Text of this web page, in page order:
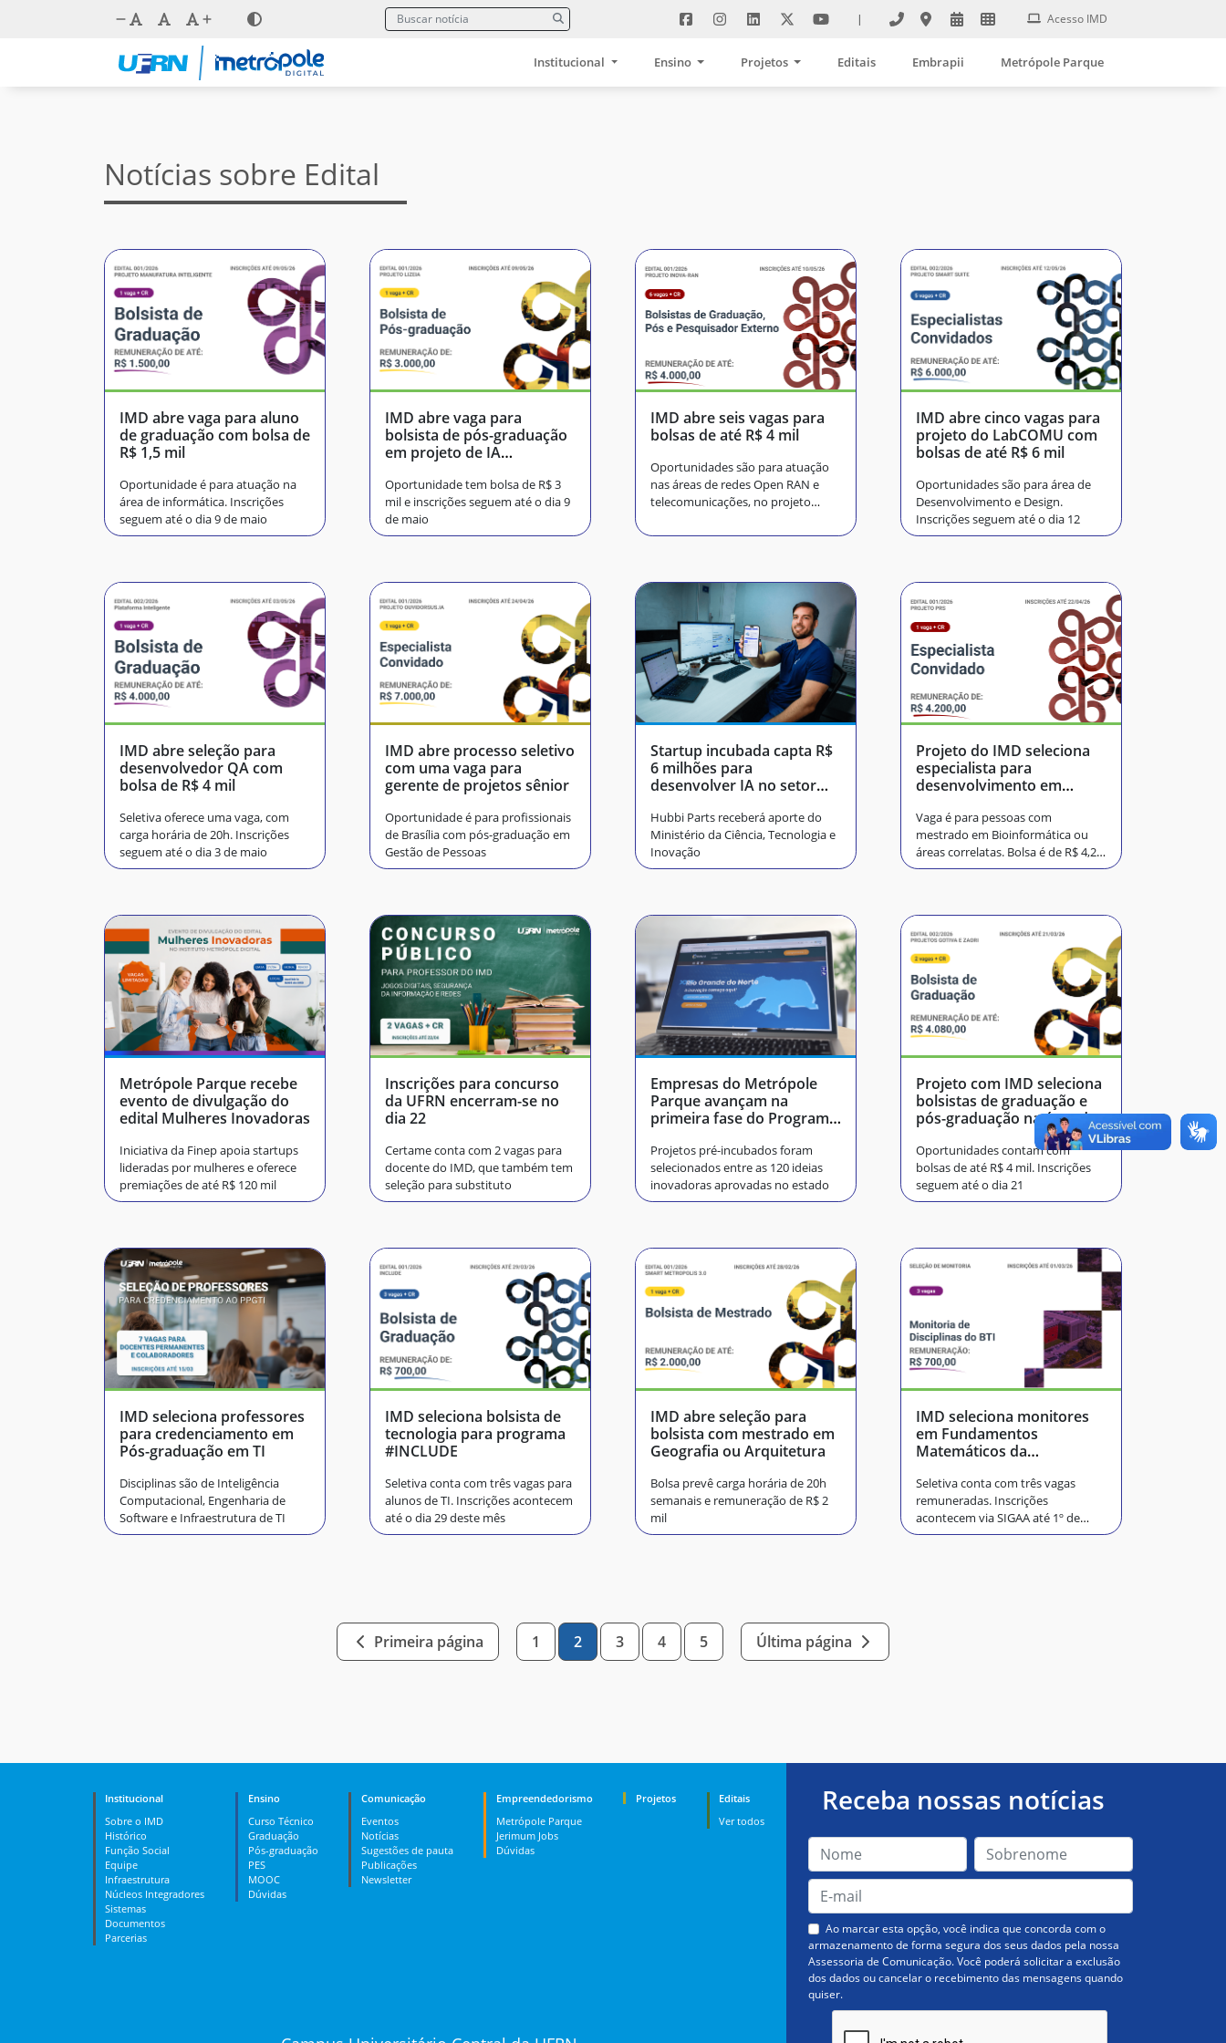
| Acesso IMD
Institucional Ensino Projetos Editais Embrapii Metrópole Parque
Notícias sobre Edital
IMD abre vaga para aluno
de graduação com bolsa de
R$ 1,5 mil
Oportunidade é para atuação na
área de informática. Inscrições
seguem até o dia 9 de maio
IMD abre vaga para
bolsista de pós-graduação
em projeto de IA
Oportunidade tem bolsa de R$ 3
mil e inscrições seguem até o dia 9
de maio
IMD abre seis vagas para
bolsas de até R$ 4 mil
Oportunidades são para atuação
nas áreas de redes Open RAN e
telecomunicações, no projeto
IMD abre cinco vagas para
projeto do LabCOMU com
bolsas de até R$ 6 mil
Oportunidades são para área de
Desenvolvimento e Design.
Inscrições seguem até o dia 12
IMD abre seleção para
desenvolvedor QA com
bolsa de R$ 4 mil
Seletiva oferece uma vaga, com
carga horária de 20h. Inscrições
seguem até o dia 3 de maio
IMD abre processo seletivo
com uma vaga para
gerente de projetos sênior
Oportunidade é para profissionais
de Brasília com pós-graduação em
Gestão de Pessoas
Startup incubada capta R$
6 milhões para
desenvolver IA no setor
Hubbi Parts receberá aporte do
Ministério da Ciência, Tecnologia e
Inovação
Projeto do IMD seleciona
especialista para
desenvolvimento em
Vaga é para pessoas com
mestrado em Bioinformática ou
áreas correlatas. Bolsa é de R$ 4,2
mil
Metrópole Parque recebe
evento de divulgação do
edital Mulheres Inovadoras
Iniciativa da Finep apoia startups
lideradas por mulheres e oferece
premiações de até R$ 120 mil
Inscrições para concurso
da UFRN encerram-se no
dia 22
Certame conta com 2 vagas para
docente do IMD, que também tem
seleção para substituto
Empresas do Metrópole
Parque avançam na
primeira fase do Programa
Projetos pré-incubados foram
selecionados entre as 120 ideias
inovadoras aprovadas no estado
Projeto com IMD seleciona
bolsistas de graduação e
pós-graduação na área de
Oportunidades contam com
bolsas de até R$ 4 mil. Inscrições
seguem até o dia 21
IMD seleciona professores
para credenciamento em
Pós-graduação em TI
Disciplinas são de Inteligência
Computacional, Engenharia de
Software e Infraestrutura de TI
IMD seleciona bolsista de
tecnologia para programa
#INCLUDE
Seletiva conta com três vagas para
alunos de TI. Inscrições acontecem
até o dia 29 deste mês
IMD abre seleção para
bolsista com mestrado em
Geografia ou Arquitetura
Bolsa prevê carga horária de 20h
semanais e remuneração de R$ 2
mil
IMD seleciona monitores
em Fundamentos
Matemáticos da
Seletiva conta com três vagas
remuneradas. Inscrições
acontecem via SIGAA até 1º de
março
Primeira página 1 2 3 4 5 Última página
Institucional
Sobre o IMD
Histórico
Função Social
Equipe
Infraestrutura
Núcleos Integradores
Sistemas
Documentos
Parcerias
Ensino
Curso Técnico
Graduação
Pós-graduação
PES
MOOC
Dúvidas
Comunicação
Eventos
Notícias
Sugestões de pauta
Publicações
Newsletter
Empreendedorismo
Metrópole Parque
Jerimum Jobs
Dúvidas
Projetos
Editais
Ver todos
Receba nossas notícias
Ao marcar esta opção, você indica que concorda com o
armazenamento de forma segura dos seus dados pela nossa
Assessoria de Comunicação. Você poderá solicitar a exclusão
dos dados ou cancelar o recebimento das mensagens quando
quiser.